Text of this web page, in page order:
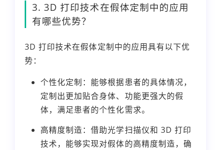
3. 3D 打印技术在假体定制中的应用
有哪些优势？
3D 打印技术在假体定制中的应用具有以下优
势：
个性化定制：能够根据患者的具体情况，
定制出更加贴合身体、功能更强大的假
体，满足患者的个性化需求。
高精度制造：借助光学扫描仪和 3D 打印
技术，能够实现对假体的高精度制造，确